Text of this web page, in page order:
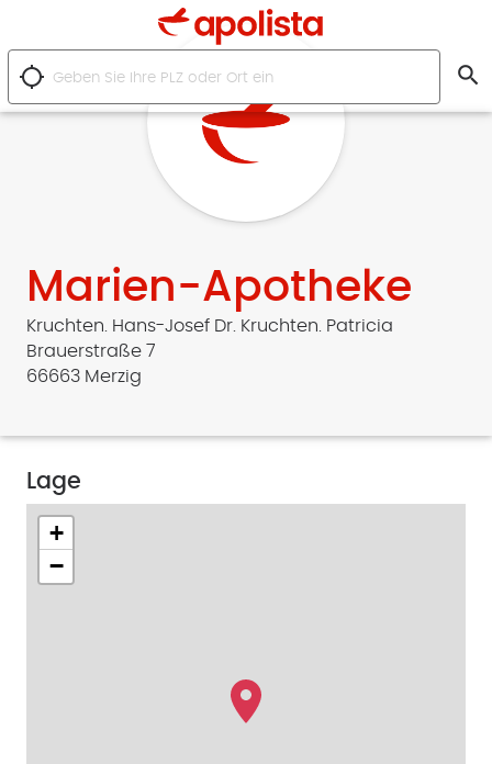
location_searching search
Marien-Apotheke
Kruchten. Hans-Josef Dr. Kruchten. Patricia
Brauerstraße 7
66663 Merzig
Lage
+
−